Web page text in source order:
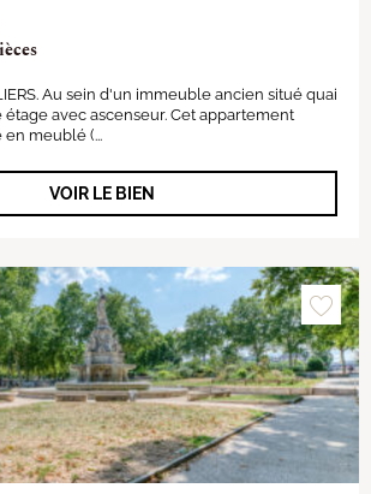
Au sein d'un immeuble ancien situé quai
étage avec ascenseur. Cet appartement
meublé (...
VOIR LE BIEN